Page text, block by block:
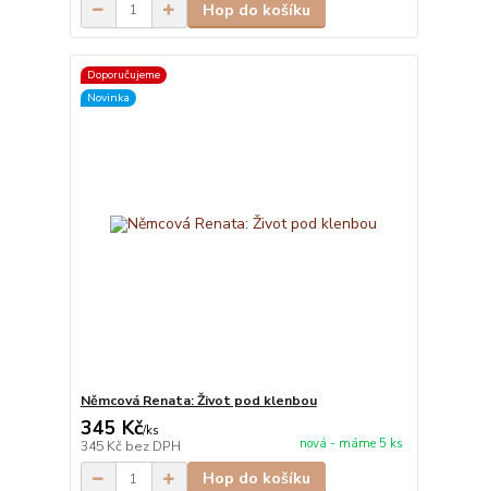
Hop do košíku
Doporučujeme
Novinka
Němcová Renata: Život pod klenbou
345 Kč/ks
345 Kč bez DPH nová - máme 5 ks
Hop do košíku